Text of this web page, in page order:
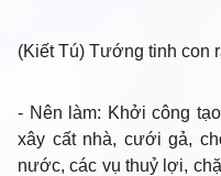
(Kiết Tú) Tướng tinh con
- Nên làm: Khởi công
xây cất nhà, cưới gả,
nước, các vụ thuỷ lợi,